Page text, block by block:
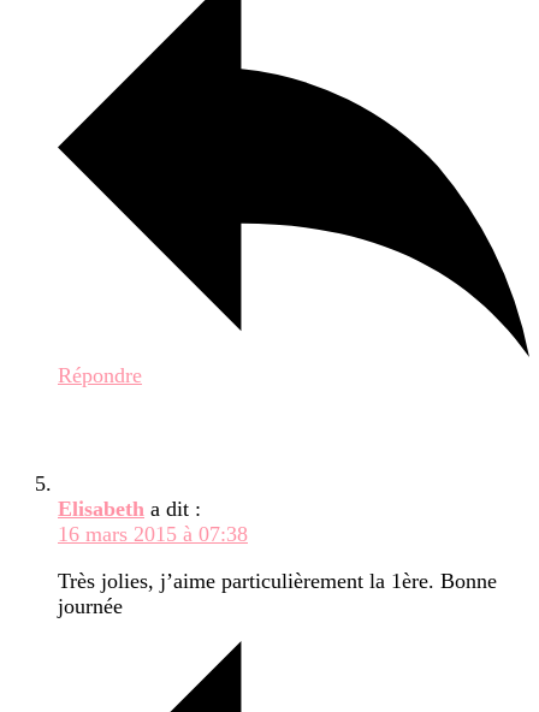
Répondre
Elisabeth a dit :
16 mars 2015 à 07:38
Très jolies, j’aime particulièrement la 1ère. Bonne
journée